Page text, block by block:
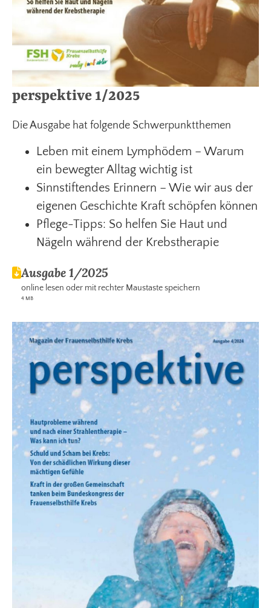
perspektive 1/2025
Die Ausgabe hat folgende Schwerpunktthemen
Leben mit einem Lymphödem – Warum
ein bewegter Alltag wichtig ist
Sinnstiftendes Erinnern – Wie wir aus der
eigenen Geschichte Kraft schöpfen können
Pflege-Tipps: So helfen Sie Haut und
Nägeln während der Krebstherapie
Ausgabe 1/2025
online lesen oder mit rechter Maustaste speichern
4 MB